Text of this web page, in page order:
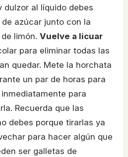
dulzor al líquido debes
azúcar junto con la
limón. Vuelve a licuar
para eliminar todas las
quedar. Mete la horchata
un par de horas para
para
Recuerda que las
debes porque tirarlas ya
para hacer algún que
ser galletas de